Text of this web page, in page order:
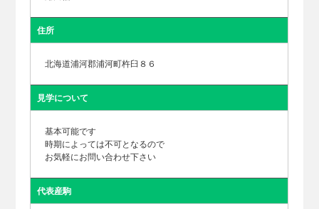
住所
北海道浦河郡浦河町杵臼８６
見学について
基本可能です
時期によっては不可となるので
お気軽にお問い合わせ下さい
代表産駒